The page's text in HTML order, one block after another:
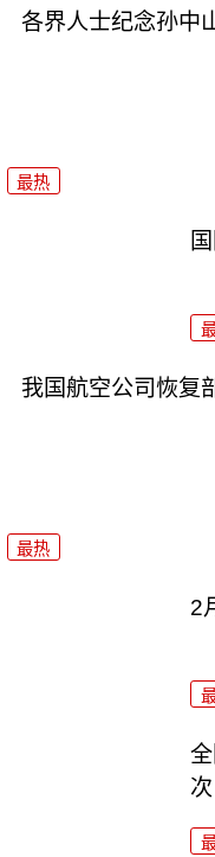
各界人士纪念孙中
最热
我国航空公司恢复
最热
2
次